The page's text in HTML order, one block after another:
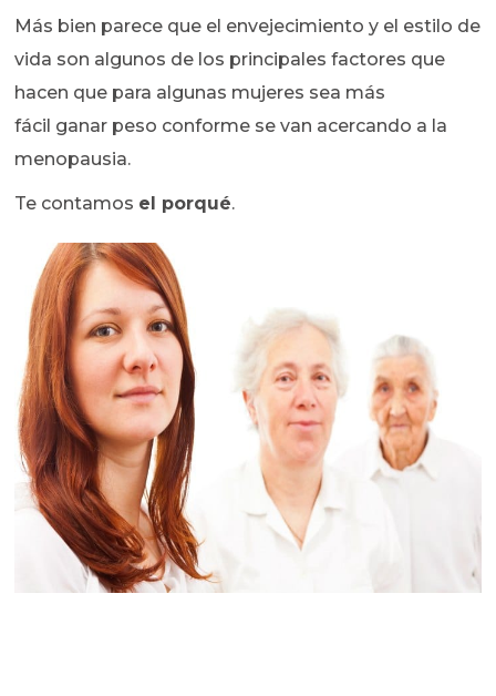
Más bien parece que el envejecimiento y el estilo de
vida son algunos de los principales factores que
hacen que para algunas mujeres sea más
fácil ganar peso conforme se van acercando a la
menopausia.
Te contamos el porqué.